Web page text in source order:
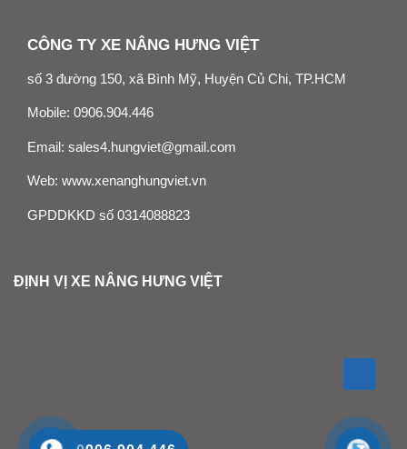
CÔNG TY XE NÂNG HƯNG VIỆT
số 3 đường 150, xã Bình Mỹ, Huyện Củ Chi, TP.HCM
Mobile: 0906.904.446
Email: sales4.hungviet@gmail.com
Web: www.xenanghungviet.vn
GPDDKKD số 0314088823
ĐỊNH VỊ XE NÂNG HƯNG VIỆT